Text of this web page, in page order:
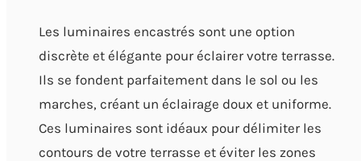
Les luminaires encastrés sont une option
discrète et élégante pour éclairer votre terrasse.
Ils se fondent parfaitement dans le sol ou les
marches, créant un éclairage doux et uniforme.
Ces luminaires sont idéaux pour délimiter les
contours de votre terrasse et éviter les zones